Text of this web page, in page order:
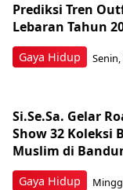
Gaya Hidup
Prediksi Tren
Lebaran Tahun
Senin,
Gaya Hidup
Si.Se.Sa. Gelar
Show 32 Koleksi
Muslim di